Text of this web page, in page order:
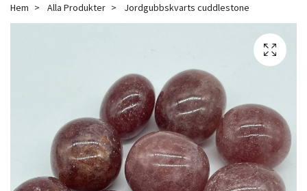
Hem Alla Produkter Jordgubbskvarts cuddlestone